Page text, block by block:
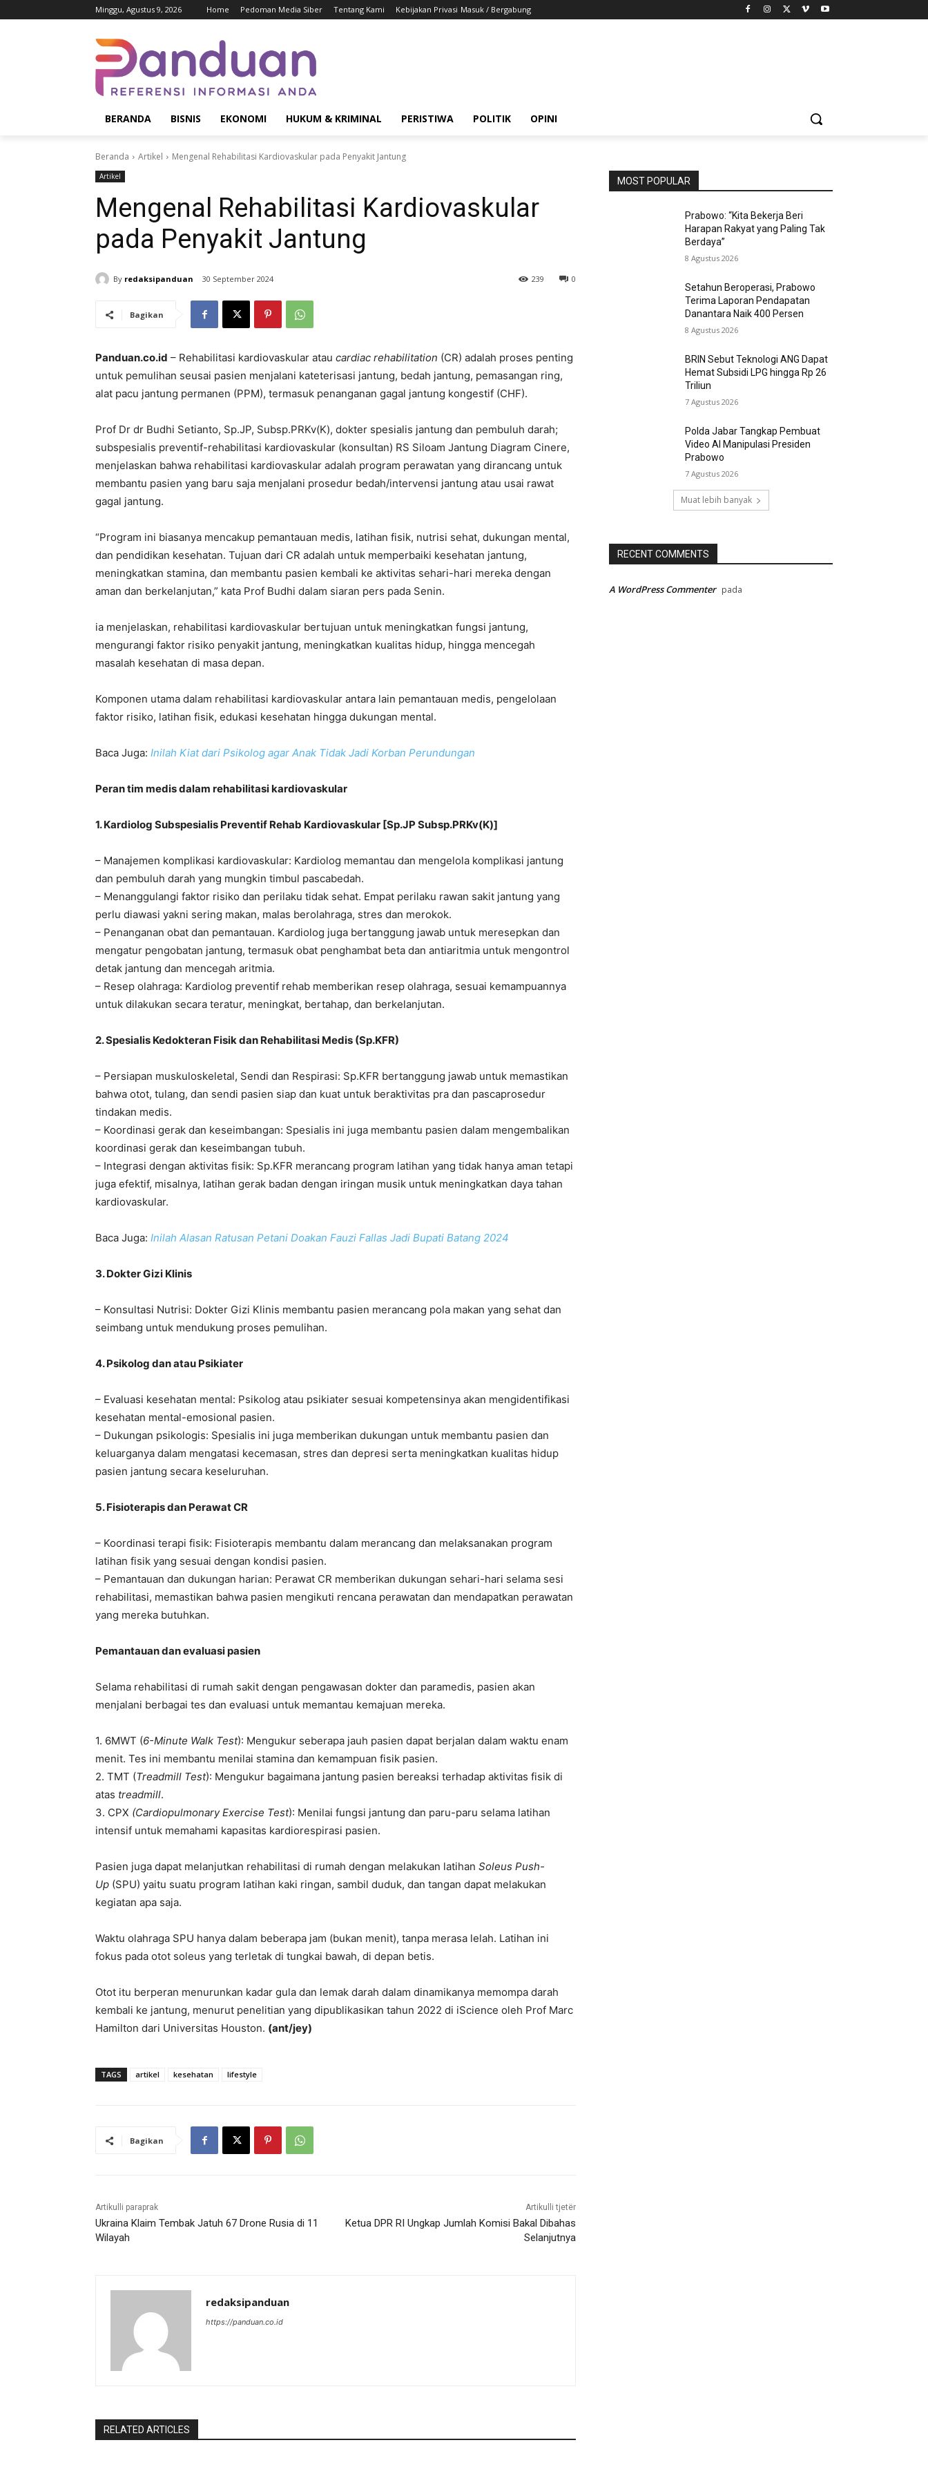
Minggu, Agustus 9, 2026 Home Pedoman Media Siber Tentang Kami Kebijakan Privasi Masuk / Bergabung
BERANDA BISNIS EKONOMI HUKUM & KRIMINAL PERISTIWA POLITIK OPINI
Beranda Artikel Mengenal Rehabilitasi Kardiovaskular pada Penyakit Jantung
Artikel
Mengenal Rehabilitasi Kardiovaskular
pada Penyakit Jantung
By redaksipanduan 30 September 2024 0
239
Bagikan
Panduan.co.id – Rehabilitasi kardiovaskular atau cardiac rehabilitation (CR) adalah proses penting
untuk pemulihan seusai pasien menjalani kateterisasi jantung, bedah jantung, pemasangan ring,
alat pacu jantung permanen (PPM), termasuk penanganan gagal jantung kongestif (CHF).
Prof Dr dr Budhi Setianto, Sp.JP, Subsp.PRKv(K), dokter spesialis jantung dan pembuluh darah;
subspesialis preventif-rehabilitasi kardiovaskular (konsultan) RS Siloam Jantung Diagram Cinere,
menjelaskan bahwa rehabilitasi kardiovaskular adalah program perawatan yang dirancang untuk
membantu pasien yang baru saja menjalani prosedur bedah/intervensi jantung atau usai rawat
gagal jantung.
“Program ini biasanya mencakup pemantauan medis, latihan fisik, nutrisi sehat, dukungan mental,
dan pendidikan kesehatan. Tujuan dari CR adalah untuk memperbaiki kesehatan jantung,
meningkatkan stamina, dan membantu pasien kembali ke aktivitas sehari-hari mereka dengan
aman dan berkelanjutan,” kata Prof Budhi dalam siaran pers pada Senin.
ia menjelaskan, rehabilitasi kardiovaskular bertujuan untuk meningkatkan fungsi jantung,
mengurangi faktor risiko penyakit jantung, meningkatkan kualitas hidup, hingga mencegah
masalah kesehatan di masa depan.
Komponen utama dalam rehabilitasi kardiovaskular antara lain pemantauan medis, pengelolaan
faktor risiko, latihan fisik, edukasi kesehatan hingga dukungan mental.
Baca Juga: Inilah Kiat dari Psikolog agar Anak Tidak Jadi Korban Perundungan
Peran tim medis dalam rehabilitasi kardiovaskular
1. Kardiolog Subspesialis Preventif Rehab Kardiovaskular [Sp.JP Subsp.PRKv(K)]
– Manajemen komplikasi kardiovaskular: Kardiolog memantau dan mengelola komplikasi jantung
dan pembuluh darah yang mungkin timbul pascabedah.
– Menanggulangi faktor risiko dan perilaku tidak sehat. Empat perilaku rawan sakit jantung yang
perlu diawasi yakni sering makan, malas berolahraga, stres dan merokok.
– Penanganan obat dan pemantauan. Kardiolog juga bertanggung jawab untuk meresepkan dan
mengatur pengobatan jantung, termasuk obat penghambat beta dan antiaritmia untuk mengontrol
detak jantung dan mencegah aritmia.
– Resep olahraga: Kardiolog preventif rehab memberikan resep olahraga, sesuai kemampuannya
untuk dilakukan secara teratur, meningkat, bertahap, dan berkelanjutan.
2. Spesialis Kedokteran Fisik dan Rehabilitasi Medis (Sp.KFR)
– Persiapan muskuloskeletal, Sendi dan Respirasi: Sp.KFR bertanggung jawab untuk memastikan
bahwa otot, tulang, dan sendi pasien siap dan kuat untuk beraktivitas pra dan pascaprosedur
tindakan medis.
– Koordinasi gerak dan keseimbangan: Spesialis ini juga membantu pasien dalam mengembalikan
koordinasi gerak dan keseimbangan tubuh.
– Integrasi dengan aktivitas fisik: Sp.KFR merancang program latihan yang tidak hanya aman tetapi
juga efektif, misalnya, latihan gerak badan dengan iringan musik untuk meningkatkan daya tahan
kardiovaskular.
Baca Juga: Inilah Alasan Ratusan Petani Doakan Fauzi Fallas Jadi Bupati Batang 2024
3. Dokter Gizi Klinis
– Konsultasi Nutrisi: Dokter Gizi Klinis membantu pasien merancang pola makan yang sehat dan
seimbang untuk mendukung proses pemulihan.
4. Psikolog dan atau Psikiater
– Evaluasi kesehatan mental: Psikolog atau psikiater sesuai kompetensinya akan mengidentifikasi
kesehatan mental-emosional pasien.
– Dukungan psikologis: Spesialis ini juga memberikan dukungan untuk membantu pasien dan
keluarganya dalam mengatasi kecemasan, stres dan depresi serta meningkatkan kualitas hidup
pasien jantung secara keseluruhan.
5. Fisioterapis dan Perawat CR
– Koordinasi terapi fisik: Fisioterapis membantu dalam merancang dan melaksanakan program
latihan fisik yang sesuai dengan kondisi pasien.
– Pemantauan dan dukungan harian: Perawat CR memberikan dukungan sehari-hari selama sesi
rehabilitasi, memastikan bahwa pasien mengikuti rencana perawatan dan mendapatkan perawatan
yang mereka butuhkan.
Pemantauan dan evaluasi pasien
Selama rehabilitasi di rumah sakit dengan pengawasan dokter dan paramedis, pasien akan
menjalani berbagai tes dan evaluasi untuk memantau kemajuan mereka.
1. 6MWT (6-Minute Walk Test): Mengukur seberapa jauh pasien dapat berjalan dalam waktu enam
menit. Tes ini membantu menilai stamina dan kemampuan fisik pasien.
2. TMT (Treadmill Test): Mengukur bagaimana jantung pasien bereaksi terhadap aktivitas fisik di
atas treadmill.
3. CPX (Cardiopulmonary Exercise Test): Menilai fungsi jantung dan paru-paru selama latihan
intensif untuk memahami kapasitas kardiorespirasi pasien.
Pasien juga dapat melanjutkan rehabilitasi di rumah dengan melakukan latihan Soleus Push-
Up (SPU) yaitu suatu program latihan kaki ringan, sambil duduk, dan tangan dapat melakukan
kegiatan apa saja.
Waktu olahraga SPU hanya dalam beberapa jam (bukan menit), tanpa merasa lelah. Latihan ini
fokus pada otot soleus yang terletak di tungkai bawah, di depan betis.
Otot itu berperan menurunkan kadar gula dan lemak darah dalam dinamikanya memompa darah
kembali ke jantung, menurut penelitian yang dipublikasikan tahun 2022 di iScience oleh Prof Marc
Hamilton dari Universitas Houston. (ant/jey)
TAGS artikel kesehatan lifestyle
Bagikan
Artikulli paraprak
Ukraina Klaim Tembak Jatuh 67 Drone Rusia di 11
Wilayah
Artikulli tjetër
Ketua DPR RI Ungkap Jumlah Komisi Bakal Dibahas
Selanjutnya
redaksipanduan
https://panduan.co.id
RELATED ARTICLES
MOST POPULAR
Prabowo: “Kita Bekerja Beri
Harapan Rakyat yang Paling Tak
Berdaya”
8 Agustus 2026
Setahun Beroperasi, Prabowo
Terima Laporan Pendapatan
Danantara Naik 400 Persen
8 Agustus 2026
BRIN Sebut Teknologi ANG Dapat
Hemat Subsidi LPG hingga Rp 26
Triliun
7 Agustus 2026
Polda Jabar Tangkap Pembuat
Video AI Manipulasi Presiden
Prabowo
7 Agustus 2026
Muat lebih banyak
RECENT COMMENTS
A WordPress Commenter pada